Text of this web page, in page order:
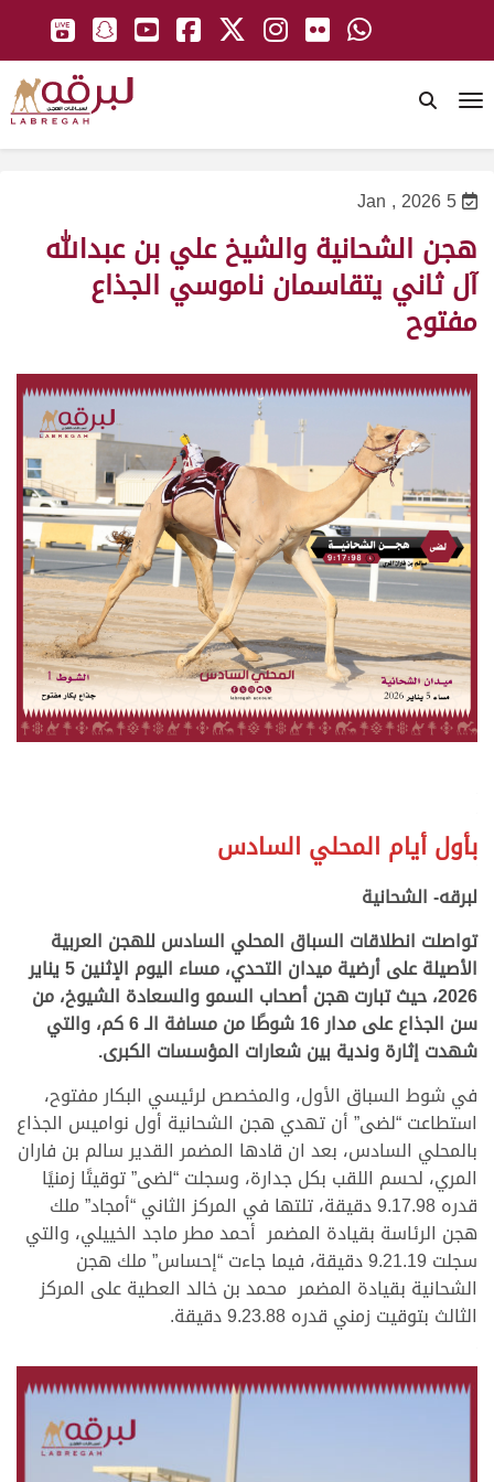
5 Jan , 2026
هجن الشحانية والشيخ علي بن عبدالله
آل ثاني يتقاسمان ناموسي الجذاع
مفتوح
بأول أيام المحلي السادس
لبرقه- الشحانية
تواصلت انطلاقات السباق المحلي السادس للهجن العربية
الأصيلة على أرضية ميدان التحدي، مساء اليوم الإثنين 5 يناير
2026، حيث تبارت هجن أصحاب السمو والسعادة الشيوخ، من
سن الجذاع على مدار 16 شوطًا من مسافة الـ 6 كم، والتي
شهدت إثارة وندية بين شعارات المؤسسات الكبرى.
في شوط السباق الأول، والمخصص لرئيسي البكار مفتوح،
استطاعت “لضى” أن تهدي هجن الشحانية أول نواميس الجذاع
بالمحلي السادس، بعد ان قادها المضمر القدير سالم بن فاران
المري، لحسم اللقب بكل جدارة، وسجلت “لضى” توقيتًا زمنيًا
قدره 9.17.98 دقيقة، تلتها في المركز الثاني “أمجاد” ملك
هجن الرئاسة بقيادة المضمر أحمد مطر ماجد الخييلي، والتي
سجلت 9.21.19 دقيقة، فيما جاءت “إحساس” ملك هجن
الشحانية بقيادة المضمر محمد بن خالد العطية على المركز
الثالث بتوقيت زمني قدره 9.23.88 دقيقة.